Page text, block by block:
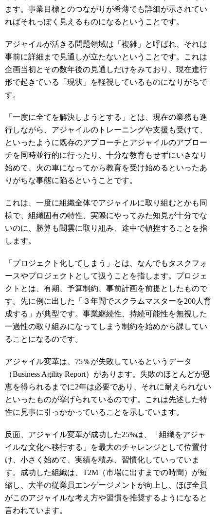
ます。事業目標とのつながりが希薄でも詳細が示されてい
ればそれっぽく見えるものになるということです。
アジャイルが活きる問題領域は「複雑」と呼ばれ、それは
事前に詳細まで見通しが立たないということです。これは
企画当初とその数年後の見通しだけをみており、現在進行
形で起きている「現状」を軽視しているものになりがちで
す。
「一度に全てを解決しようとする」とは、現在の業務も進
行しながら、アジャイルのトレーニングや支援も受けて、
といったように既存のアプローチとアジャイルのアプロー
チを同時並行的に行ったり、十分な教育もせずにいきなり
始めて、火の車になってから教育を受け始めるといったあ
りがちな事態に陥るということです。
これは、一度に組織全体でアジャイルに取り組むとかも同
様で、組織固有の特性、実際にやってみた知見が十分でな
いのに、勝算も闇雲に取り組み、途中で頓挫することを指
します。
「プロジェクト化してしまう」とは、なんでもタスクフォ
ースやプロジェクトとして扱うことを指します。プロジェ
クトとは、有期、予算制約、事前計画を前提としたもので
す。先に例に出した「３年間でスクラムマスターを200人育
成する」が典型です。事業継続性、持続可能性を無視した
一過性の取り組みになってしまう制約を始めから課してい
ることになるのです。
アジャイル変革は、75％が失敗しているというデータ
（Business Agility Report）があります。失敗のほとんどが恩
恵を得られるまでに2年は必要であり、それに耐えられない
といったものが挙げられているのです。これは先述した特
性に見事に引っかかっていることを示しています。
反面、アジャイル変革が成功した25%は、「組織をアジャ
イルな文化へ移行する」を最大のチャレンジとして位置付
け、小さく始めて、実績を積み、習慣化していっていま
す。成功した組織は、T2M（市場に出すまでの時間）が短
縮し、大半の従業員エンゲージメントが向上し、ほぼ全員
がこのアジャイルな考え方や習慣を推奨するようになると
言われています。